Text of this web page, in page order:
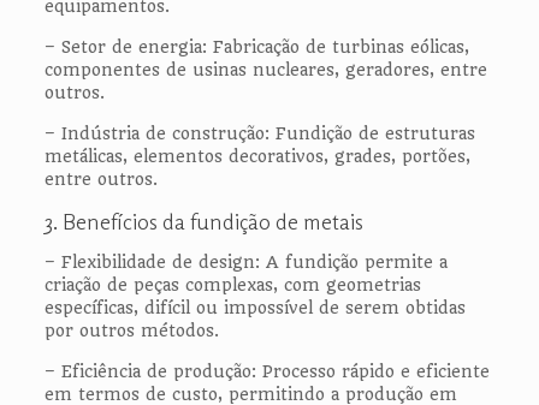
equipamentos.
– Setor de energia: Fabricação de turbinas eólicas,
componentes de usinas nucleares, geradores, entre
outros.
– Indústria de construção: Fundição de estruturas
metálicas, elementos decorativos, grades, portões,
entre outros.
3. Benefícios da fundição de metais
– Flexibilidade de design: A fundição permite a
criação de peças complexas, com geometrias
específicas, difícil ou impossível de serem obtidas
por outros métodos.
– Eficiência de produção: Processo rápido e eficiente
em termos de custo, permitindo a produção em